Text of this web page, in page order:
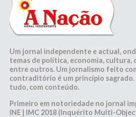
Um jornal independente e actual,
temas de política, economia, cultura,
entre outros. Um jornalismo feito
contraditório é um princípio sagrado.
tudo, com conteúdo.
Primeiro em notoriedade no jornal
INE | IMC 2018 (Inquérito Multi-